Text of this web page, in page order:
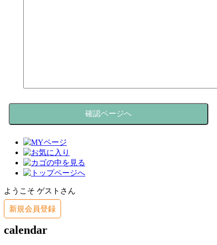
ようこそ ゲストさん
新規会員登録
calendar